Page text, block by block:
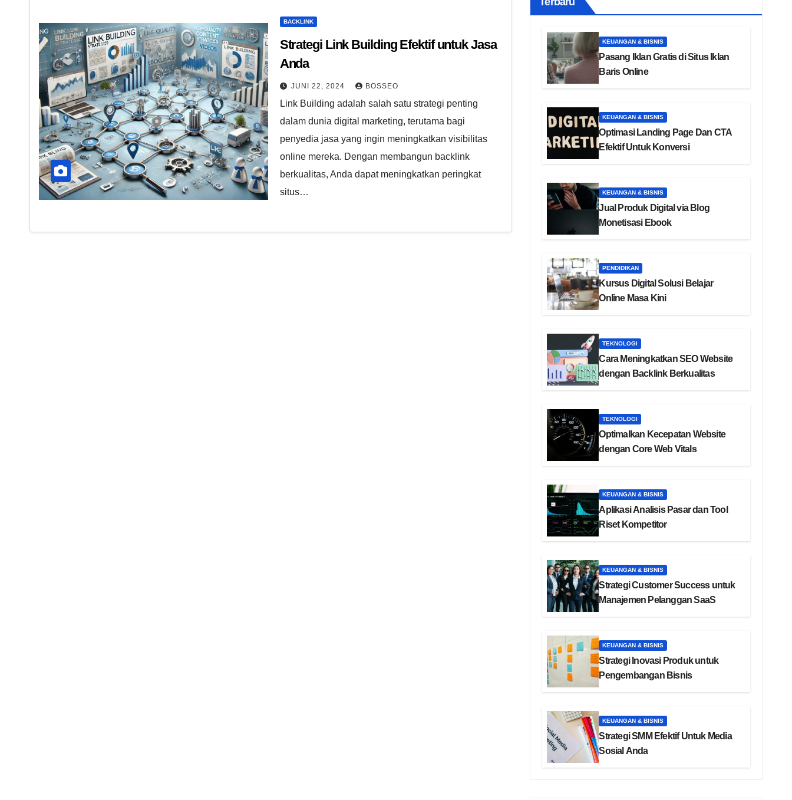
BACKLINK
Strategi Link Building Efektif untuk Jasa
Anda
JUNI 22, 2024 BOSSEO
Link Building adalah salah satu strategi penting
dalam dunia digital marketing, terutama bagi
penyedia jasa yang ingin meningkatkan visibilitas
online mereka. Dengan membangun backlink
berkualitas, Anda dapat meningkatkan peringkat
situs…
KEUANGAN & BISNIS
Pasang Iklan Gratis di Situs Iklan
Baris Online
KEUANGAN & BISNIS
Optimasi Landing Page Dan CTA
Efektif Untuk Konversi
KEUANGAN & BISNIS
Jual Produk Digital via Blog
Monetisasi Ebook
PENDIDIKAN
Kursus Digital Solusi Belajar
Online Masa Kini
TEKNOLOGI
Cara Meningkatkan SEO Website
dengan Backlink Berkualitas
TEKNOLOGI
Optimalkan Kecepatan Website
dengan Core Web Vitals
KEUANGAN & BISNIS
Aplikasi Analisis Pasar dan Tool
Riset Kompetitor
KEUANGAN & BISNIS
Strategi Customer Success untuk
Manajemen Pelanggan SaaS
KEUANGAN & BISNIS
Strategi Inovasi Produk untuk
Pengembangan Bisnis
KEUANGAN & BISNIS
Strategi SMM Efektif Untuk Media
Sosial Anda